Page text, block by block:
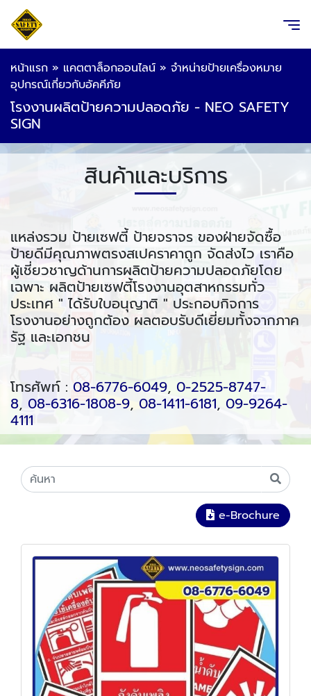
หน้าแรก » แคตตาล็อกออนไลน์ » จำหน่ายป้ายเครื่องหมาย
อุปกรณ์เกี่ยวกับอัคคีภัย
โรงงานผลิตป้ายความปลอดภัย - NEO SAFETY
SIGN
สินค้าและบริการ
แหล่งรวม ป้ายเซฟตี้ ป้ายจราจร ของฝ่ายจัดซื้อ
ป้ายดีมีคุณภาพตรงสเปคราคาถูก จัดส่งไว เราคือ
ผู้เชี่ยวชาญด้านการผลิตป้ายความปลอดภัยโดย
เฉพาะ ผลิตป้ายเซฟตี้โรงงานอุตสาหกรรมทั่ว
ประเทศ " ได้รับใบอนุญาติ " ประกอบกิจการ
โรงงานอย่างถูกต้อง ผลตอบรับดีเยี่ยมทั้งจากภาค
รัฐ และเอกชน
โทรศัพท์ : 08-6776-6049, 0-2525-8747-
8, 08-6316-1808-9, 08-1411-6181, 09-9264-
4111
e-Brochure